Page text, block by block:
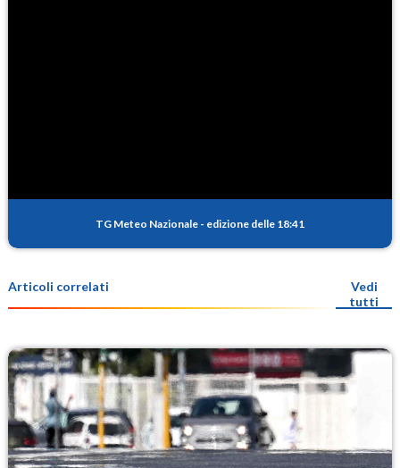
TG Meteo Nazionale - edizione delle 18:41
Articoli correlati
Vedi
tutti